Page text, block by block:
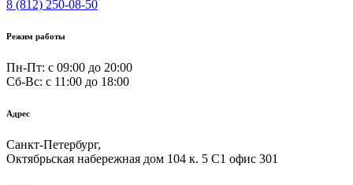
8 (812) 250-08-50
Режим работы
Пн-Пт: с 09:00 до 20:00
Сб-Вс: c 11:00 до 18:00
Адрес
Санкт-Петербург,
Октябрьская набережная дом 104 к. 5 С1 офис 301